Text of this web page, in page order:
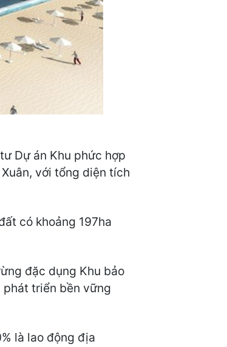
Dự án Khu phức hợp
với tổng diện tích
có khoảng 197ha
đặc dụng Khu bảo
phát triển bền vững
là lao động địa